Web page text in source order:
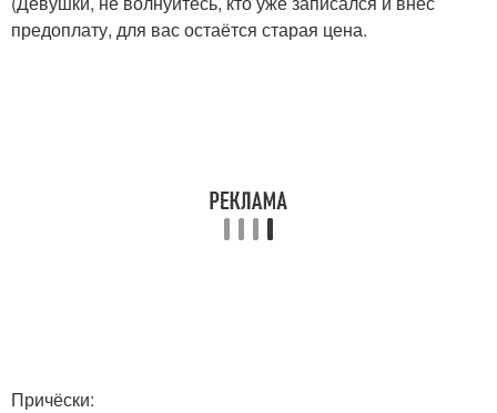
предоплату, для вас остаётся старая цена.
Причёски: